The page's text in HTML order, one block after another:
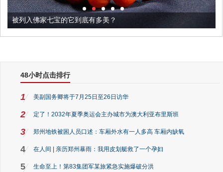
被列入佛家七宝的它到底有多美？
48小时点击排行
1 美副国务卿将于7月25日至26日访华
2 定了！2032年夏季奥运会主办城市为澳大利亚布里斯班
3 郑州地铁被困人员口述：车厢外水有一人多高 车厢内缺氧
4 在人间 | 亲历郑州暴雨：我用皮划艇救了一个孕妇
5 生命至上！第83集团军某旅紧急实施爆破分洪